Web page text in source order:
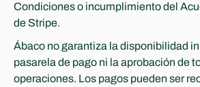
Condiciones o incumplimiento del
de Stripe.
Ábaco no garantiza la disponibilidad
pasarela de pago ni la aprobación de
operaciones. Los pagos pueden ser